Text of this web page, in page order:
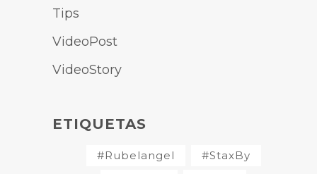
Tips
VideoPost
VideoStory
ETIQUETAS
#Rubelangel
#StaxBy